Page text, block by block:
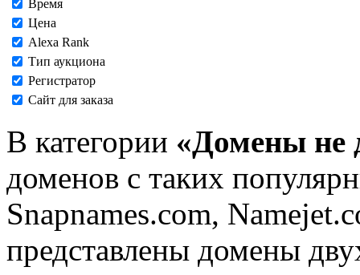
Время
Цена
Alexa Rank
Тип аукциона
Регистратор
Сайт для заказа
В категории «Домены не
доменов с таких
Snapnames.com,
представлены домены